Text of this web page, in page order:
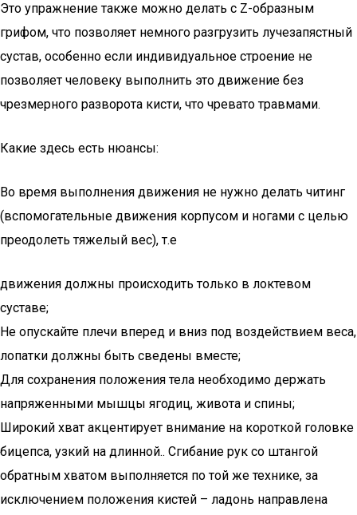
Это упражнение также можно делать с Z-образным
грифом, что позволяет немного разгрузить лучезапястный
сустав, особенно если индивидуальное строение не
позволяет человеку выполнить это движение без
чрезмерного разворота кисти, что чревато травмами.
Какие здесь есть нюансы:
Во время выполнения движения не нужно делать читинг
(вспомогательные движения корпусом и ногами с целью
преодолеть тяжелый вес), т.е
движения должны происходить только в локтевом
суставе;
Не опускайте плечи вперед и вниз под воздействием веса,
лопатки должны быть сведены вместе;
Для сохранения положения тела необходимо держать
напряженными мышцы ягодиц, живота и спины;
Широкий хват акцентирует внимание на короткой головке
бицепса, узкий на длинной.. Сгибание рук со штангой
обратным хватом выполняется по той же технике, за
исключением положения кистей – ладонь направлена